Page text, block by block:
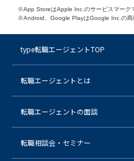
※App StoreはApple Inc.のサービスマーク
※Android、Google PlayはGoogle Inc.の商
type転職エージェントTOP
転職エージェントとは
転職エージェントの面談
転職相談会・セミナー